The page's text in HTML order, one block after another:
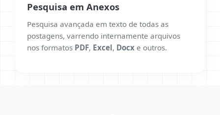
Pesquisa em Anexos
Pesquisa avançada em texto de todas as
postagens, varrendo internamente arquivos
nos formatos PDF, Excel, Docx e outros.